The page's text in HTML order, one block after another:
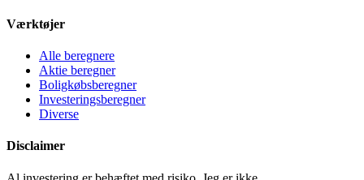
Værktøjer
Alle beregnere
Aktie beregner
Boligkøbsberegner
Investeringsberegner
Diverse
Disclaimer